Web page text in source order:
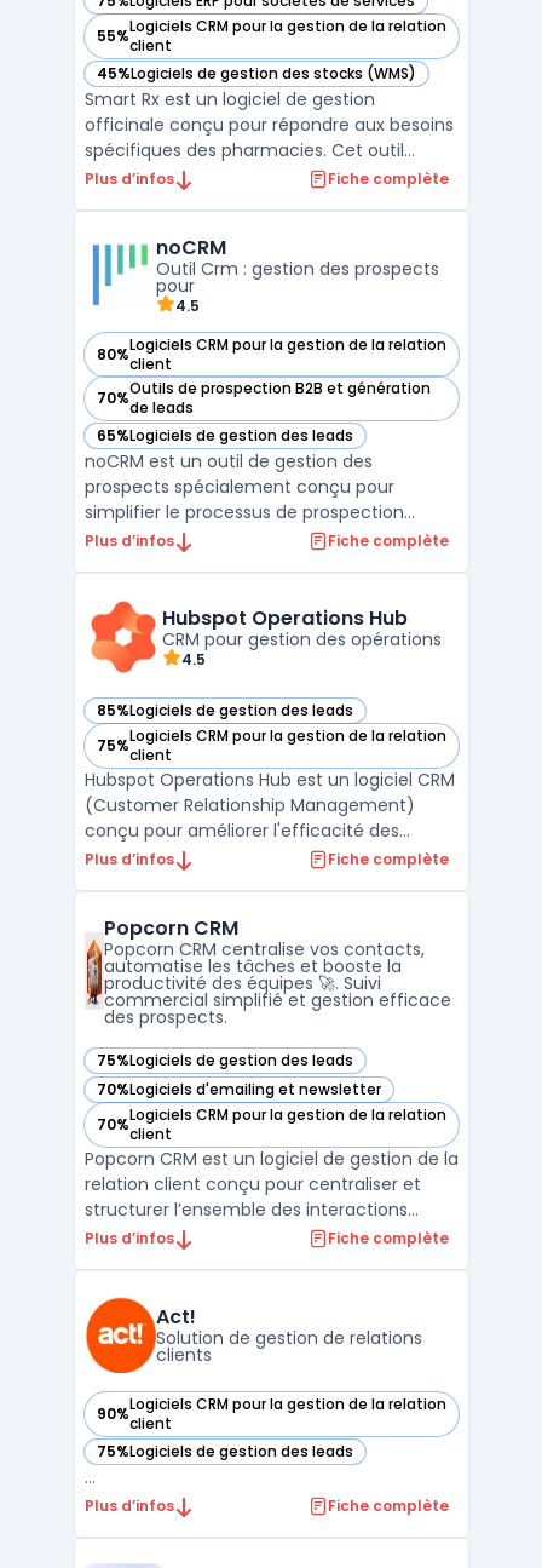
— voir Smart Rx dans cette catégorie
55%Logiciels CRM pour la gestion de la relation
client
— voir Smart Rx dans cette catégorie
45%Logiciels de gestion des stocks (WMS)
— voir Smart Rx dans cette catégorie
Smart Rx est un logiciel de gestion
officinale conçu pour répondre aux besoins
spécifiques des pharmacies. Cet outil
accompagne les professionnels de santé
en centralisant les informations
essentielles. Grâce à ses ...
Plus d’infos Fiche complète
noCRM
Outil Crm : gestion des prospects
pour
4.5
80%Logiciels CRM pour la gestion de la relation
client
— voir noCRM dans cette catégorie
70%Outils de prospection B2B et génération
de leads
— voir noCRM dans cette catégorie
65%Logiciels de gestion des leads
— voir noCRM dans cette catégorie
noCRM est un outil de gestion des
prospects spécialement conçu pour
simplifier le processus de prospection
commerciale. Contrairement aux CRM
des opportunités commerciales, en évitant
la complexité souvent associée aux s ...
Plus d’infos Fiche complète
Hubspot Operations Hub
CRM pour gestion des opérations
4.5
85%Logiciels de gestion des leads
— voir Hubspot Operations Hub dans cette catégorie
75%Logiciels CRM pour la gestion de la relation
client
— voir Hubspot Operations Hub dans cette catégorie
Hubspot Operations Hub est un logiciel CRM
(Customer Relationship Management)
conçu pour améliorer l'efficacité des
opérations commerciales et de gestion des
DirCo, DirLogistique, DG, PDG et
indépendants. Hubspot Ope ...
Plus d’infos Fiche complète
Popcorn CRM
Popcorn CRM centralise vos contacts,
automatise les tâches et booste la
productivité des équipes 🚀. Suivi
commercial simplifié et gestion efficace
des prospects.
75%Logiciels de gestion des leads
— voir Popcorn CRM dans cette catégorie
70%Logiciels d'emailing et newsletter
— voir Popcorn CRM dans cette catégorie
70%Logiciels CRM pour la gestion de la relation
client
— voir Popcorn CRM dans cette catégorie
Popcorn CRM est un logiciel de gestion de la
relation client conçu pour centraliser et
structurer l’ensemble des interactions
commerciales des entreprises. Ce logiciel
leurs besoins quotidiens de suivi client, tout
en ...
Plus d’infos Fiche complète
Act!
Solution de gestion de relations
clients
90%Logiciels CRM pour la gestion de la relation
client
— voir Act! dans cette catégorie
75%Logiciels de gestion des leads
— voir Act! dans cette catégorie
...
Plus d’infos Fiche complète